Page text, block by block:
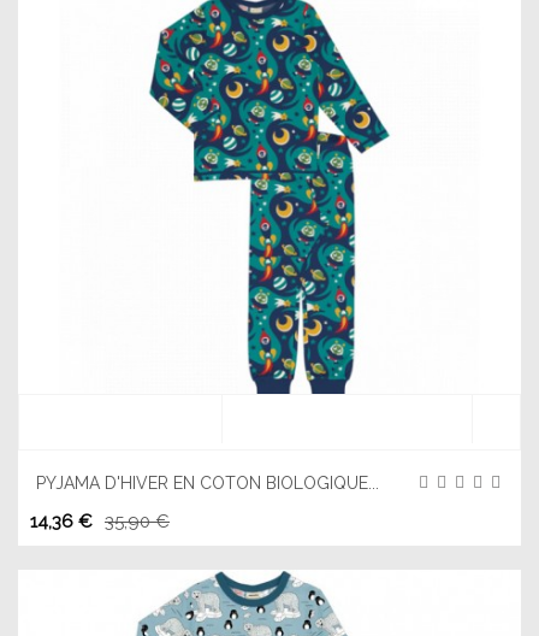
PYJAMA D'HIVER EN COTON BIOLOGIQUE...
14,36 € 35,90 €